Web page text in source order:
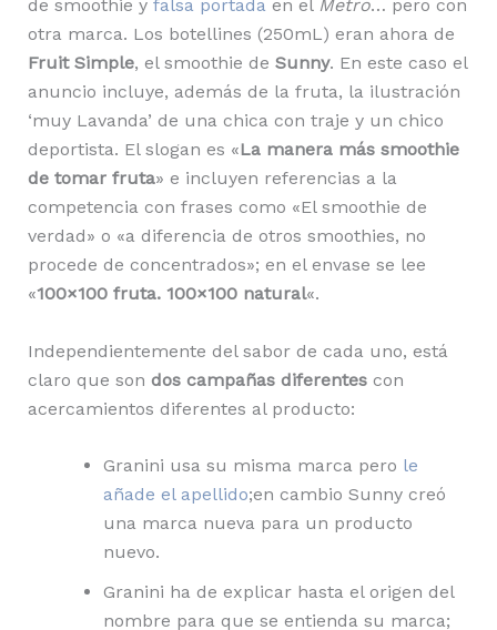
de smoothie y falsa portadaen el Metro… pero con
otra marca. Los botellines (250mL) eran ahora de
Fruit Simple, el smoothie de Sunny. En este caso el
anuncio incluye, además de la fruta, la ilustración
‘muy Lavanda’ de una chica con traje y un chico
deportista. El slogan es «La manera más smoothie
de tomar fruta» e incluyen referencias a la
competencia con frases como «El smoothie de
verdad» o «a diferencia de otros smoothies, no
procede de concentrados»; en el envase se lee
«100×100 fruta. 100×100 natural«.
Independientemente del sabor de cada uno, está
claro que son dos campañas diferentescon
acercamientos diferentes al producto:
Granini usa su misma marca pero le
añade el apellido;en cambio Sunny creó
una marca nueva para un producto
nuevo.
Granini ha de explicar hasta el origen del
nombre para que se entienda su marca;